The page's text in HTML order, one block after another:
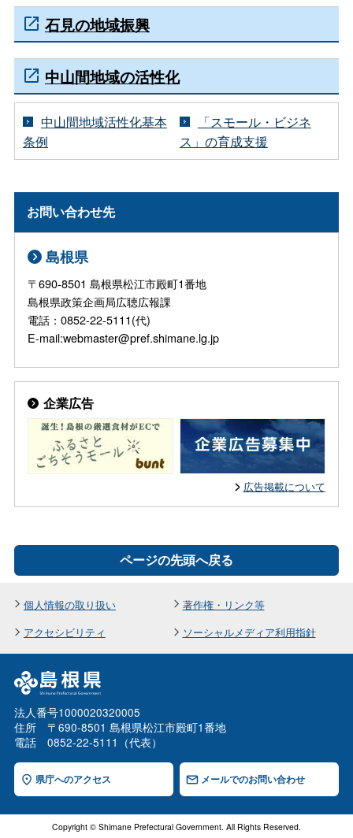
石見の地域振興
中山間地域の活性化
中山間地域活性化基本
条例
「スモール・ビジネ
ス」の育成支援
お問い合わせ先
島根県
〒690-8501 島根県松江市殿町1番地
島根県政策企画局広聴広報課
電話：0852-22-5111(代)
E-mail:webmaster@pref.shimane.lg.jp
企業広告
広告掲載について
ページの先頭へ戻る
個人情報の取り扱い
著作権・リンク等
アクセシビリティ
ソーシャルメディア利用指針
法人番号1000020320005
住所 〒690-8501 島根県松江市殿町1番地
電話 0852-22-5111（代表）
県庁へのアクセス メールでのお問い合わせ
Copyright © Shimane Prefectural Government. All Rights Reserved.